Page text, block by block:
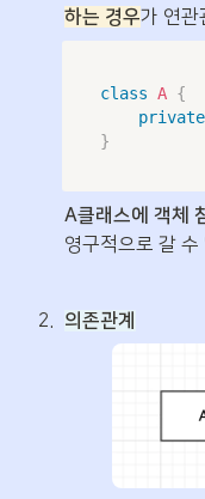
하는 경우가 연관
class A {
private
}
A클래스에 객체
영구적으로 갈 수
2. 의존관계